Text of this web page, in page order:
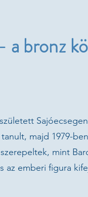
a bronz
majd 1979-
mint
az emberi figura